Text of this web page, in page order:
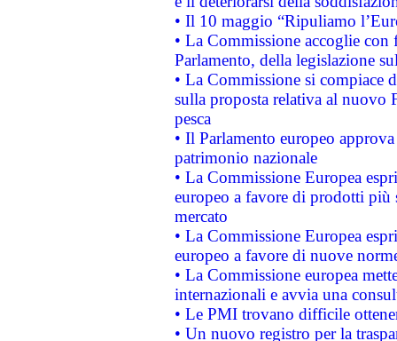
• Il 10 maggio “Ripuliamo
• La Commissione accoglie
Parlamento, della legislazione
• La Commissione si compiace
sulla proposta relativa al nuovo
pesca
• Il Parlamento europeo
patrimonio nazionale
• La Commissione Europea
europeo a favore di prodotti
mercato
• La Commissione Europea
europeo a favore di nuove
• La Commissione europea
internazionali e avvia una
• Le PMI trovano difficile
• Un nuovo registro per la